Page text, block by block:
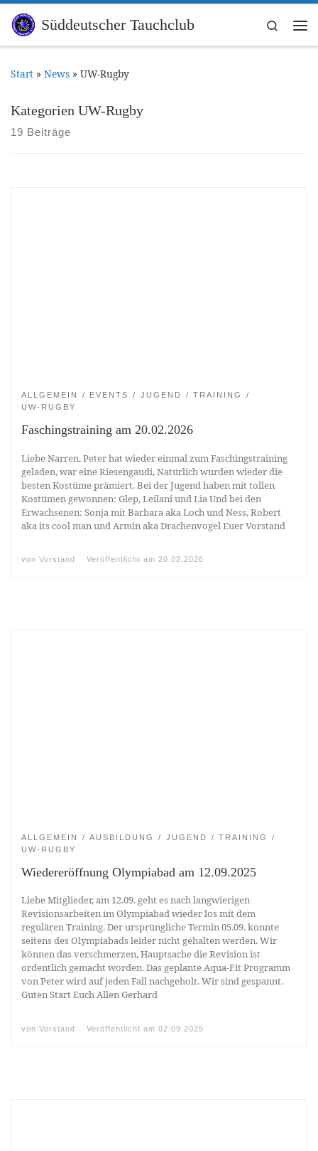
Zum Inhalt springen
Süddeutscher Tauchclub
Search
Start » News » UW-Rugby
Kategorien UW-Rugby
19 Beiträge
ALLGEMEIN EVENTS JUGEND
TRAINING
UW-RUGBY
Faschingstraining am 20.02.2026
Liebe Narren, Peter hat wieder einmal zum Faschingstraining
geladen, war eine Riesengaudi, Natürlich wurden wieder die
besten Kostüme prämiert. Bei der Jugend haben mit tollen
Kostümen gewonnen: Glep, Leilani und Lia Und bei den
Erwachsenen: Sonja mit Barbara aka Loch und Ness, Robert
aka its cool man und Armin aka Drachenvogel Euer Vorstand
von Vorstand Veröffentlicht am 20.02.2026
ALLGEMEIN AUSBILDUNG JUGEND
TRAINING
UW-RUGBY
Wiedereröffnung Olympiabad am 12.09.2025
Liebe Mitglieder, am 12.09. geht es nach langwierigen
Revisionsarbeiten im Olympiabad wieder los mit dem
regulären Training. Der ursprüngliche Termin 05.09. konnte
seitens des Olympiabads leider nicht gehalten werden. Wir
können das verschmerzen, Hauptsache die Revision ist
ordentlich gemacht worden. Das geplante Aqua-Fit Programm
von Peter wird auf jeden Fall nachgeholt. Wir sind gespannt.
Guten Start Euch Allen Gerhard
von Vorstand Veröffentlicht am 02.09.2025